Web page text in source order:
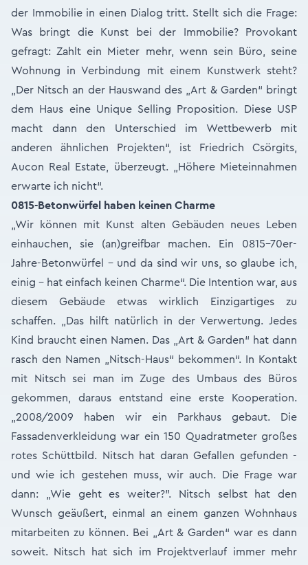
der Immobilie in einen Dialog tritt. Stellt sich die Frage:
Was bringt die Kunst bei der Immobilie? Provokant
gefragt: Zahlt ein Mieter mehr, wenn sein Büro, seine
Wohnung in Verbindung mit einem Kunstwerk steht?
„Der Nitsch an der Hauswand des „Art & Garden“ bringt
dem Haus eine Unique Selling Proposition. Diese USP
macht dann den Unterschied im Wettbewerb mit
anderen ähnlichen Projekten“, ist Friedrich Csörgits,
Aucon Real Estate, überzeugt. „Höhere Mieteinnahmen
erwarte ich nicht“.
0815-Betonwürfel haben keinen Charme
„Wir können mit Kunst alten Gebäuden neues Leben
einhauchen, sie (an)greifbar machen. Ein 0815-70er-
Jahre-Betonwürfel – und da sind wir uns, so glaube ich,
einig - hat einfach keinen Charme“. Die Intention war, aus
diesem Gebäude etwas wirklich Einzigartiges zu
schaffen. „Das hilft natürlich in der Verwertung. Jedes
Kind braucht einen Namen. Das „Art & Garden“ hat dann
rasch den Namen „Nitsch-Haus“ bekommen“. In Kontakt
mit Nitsch sei man im Zuge des Umbaus des Büros
gekommen, daraus entstand eine erste Kooperation.
„2008/2009 haben wir ein Parkhaus gebaut. Die
Fassadenverkleidung war ein 150 Quadratmeter großes
rotes Schüttbild. Nitsch hat daran Gefallen gefunden -
und wie ich gestehen muss, wir auch. Die Frage war
dann: „Wie geht es weiter?”. Nitsch selbst hat den
Wunsch geäußert, einmal an einem ganzen Wohnhaus
mitarbeiten zu können. Bei „Art & Garden“ war es dann
soweit. Nitsch hat sich im Projektverlauf immer mehr